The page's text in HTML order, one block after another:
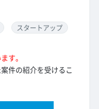
スタートアップ
す。
件の紹介を受けるこ